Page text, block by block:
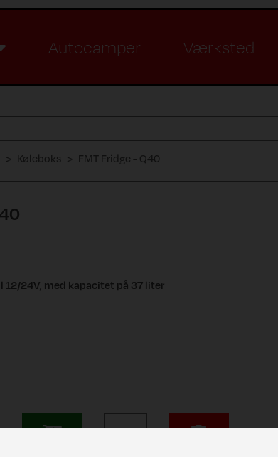
Autocamper Værksted
Køleboks FMT Fridge - Q40
12/24V, med kapacitet på 37 liter